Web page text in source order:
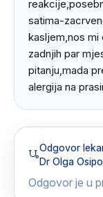
satima-
kasljem,nos mi
zadnjih par
pitanju,mada
alergija na
Odgovor
Dr Olga
Odgovor je u